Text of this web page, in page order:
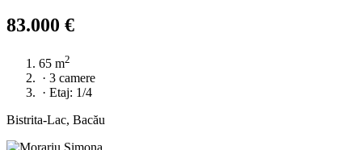
83.000 €
65 m2
· 3 camere
· Etaj: 1/4
Bistrita-Lac, Bacău